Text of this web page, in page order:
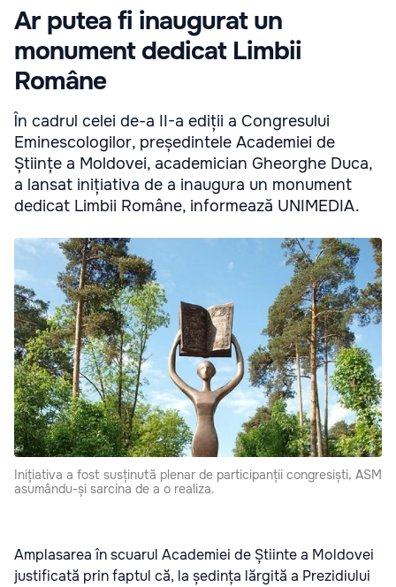
Ar putea fi inaugurat un
monument dedicat Limbii
Române
În cadrul celei de-a II-a ediții a Congresului
Eminescologilor, președintele Academiei de
Științe a Moldovei, academician Gheorghe Duca,
a lansat inițiativa de a inaugura un monument
dedicat Limbii Române, informează UNIMEDIA.
Inițiativa a fost susținută plenar de participanții congresiști, ASM
asumându-și sarcina de a o realiza.
Amplasarea în scuarul Academiei de Știinte a Moldovei
justificată prin faptul că, la ședința lărgită a Prezidiului